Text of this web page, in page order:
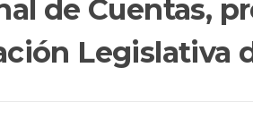
de Cuentas,
Legislativa